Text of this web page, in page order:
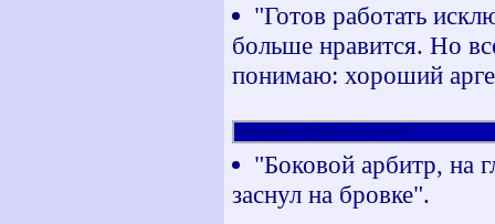
"Готов работать
больше нравится. Но
понимаю: хороший
Фиорентина (LaVina, Воронеж)
"Боковой арбитр, на
заснул на бровке".